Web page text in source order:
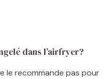
dans l’airfryer?
le recommande pas pour